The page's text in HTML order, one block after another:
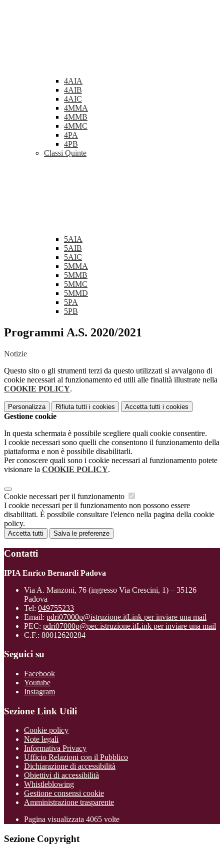
4AIA
4AIB
4AIC
4MMA
4MMB
4MMC
4PA
4PB
Classi Quinte
5AIA
5AIB
5AIC
5MMA
5MMB
5MMC
5MMD
5PA
5PB
Programmi A.S. 2020/2021
Notizie
Questo sito o gli strumenti terzi da questo utilizzati si avvalgono di
cookie necessari al funzionamento ed utili alle finalità illustrate nella
COOKIE POLICY.
Personalizza Rifiuta tutti i cookies Accetta tutti i cookies
Gestione cookie
In questa schermata è possibile scegliere quali cookie consentire.
I cookie necessari sono quelli che consentono il funzionamento della
piattaforma e non è possibile disabilitarli.
Per conoscere quali sono i cookie necessari al funzionamento potete
visionare la COOKIE POLICY.
Cookie necessari per il funzionamento
I cookie necessari per il funzionamento non possono essere
disabilitati. È possibile consultare l'elenco nella pagina della cookie
policy.
Accetta tutti Salva le preferenze
Contatti
IPIA Enrico Bernardi Padova
Via A. Manzoni, 76 (ingresso Via Crescini, 1) – 35126
Padova
Tel: 049755233
Email: pdri07000p@istruzione.itLink per inviare una mail
PEC: pdri07000p@pec.istruzione.itLink per inviare una mail
C.F.: 80012620284
Seguici su
Facebook
Youtube
Instagram
Sezione Link Utili
Cookie policy
Note legali
Informativa Privacy
Ufficio Relazioni con il Pubblico
Dichiarazione di accessibilità
Obiettivi di accessibilità
Whistleblowing
Gestione consensi cookie
Amministrazione trasparente
Pagina visualizzata 4065 volte
Sezione Copyright